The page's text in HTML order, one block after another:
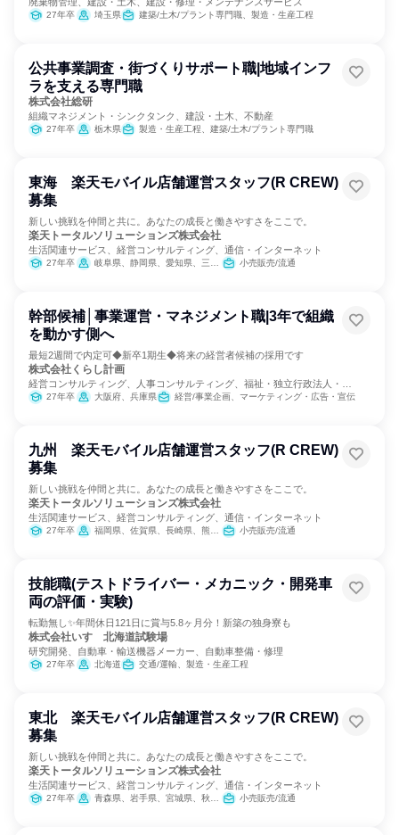
27年卒 埼玉県 建築/土木/プラント専門職、製造・生産工程
公共事業調査・街づくりサポート職|地域インフ
ラを支える専門職
株式会社総研
組織マネジメント・シンクタンク、建設・土木、不動産
27年卒 栃木県 製造・生産工程、建築/土木/プラント専門職
東海 楽天モバイル店舗運営スタッフ(R CREW)
募集
新しい挑戦を仲間と共に。あなたの成長と働きやすさをここで。
楽天トータルソリューションズ株式会社
生活関連サービス、経営コンサルティング、通信・インターネット
27年卒 岐阜県、静岡県、愛知県、三重県 小売販売/流通
幹部候補│事業運営・マネジメント職|3年で組織
を動かす側へ
最短2週間で内定可◆新卒1期生◆将来の経営者候補の採用です
株式会社くらし計画
経営コンサルティング、人事コンサルティング、福祉・独立行政法人・
NGO・NPO
27年卒 大阪府、兵庫県 経営/事業企画、マーケティング・広告・宣伝
九州 楽天モバイル店舗運営スタッフ(R CREW)
募集
新しい挑戦を仲間と共に。あなたの成長と働きやすさをここで。
楽天トータルソリューションズ株式会社
生活関連サービス、経営コンサルティング、通信・インターネット
27年卒 福岡県、佐賀県、長崎県、熊本県、大分県、宮崎県、鹿児島県 小売販売/流通
技能職(テストドライバー・メカニック・開発車
両の評価・実験)
転勤無し✨年間休日121日に賞与5.8ヶ月分！新築の独身寮も
株式会社いすゞ北海道試験場
研究開発、自動車・輸送機器メーカー、自動車整備・修理
27年卒 北海道 交通/運輸、製造・生産工程
東北 楽天モバイル店舗運営スタッフ(R CREW)
募集
新しい挑戦を仲間と共に。あなたの成長と働きやすさをここで。
楽天トータルソリューションズ株式会社
生活関連サービス、経営コンサルティング、通信・インターネット
27年卒 青森県、岩手県、宮城県、秋田県、山形県、福島県 小売販売/流通